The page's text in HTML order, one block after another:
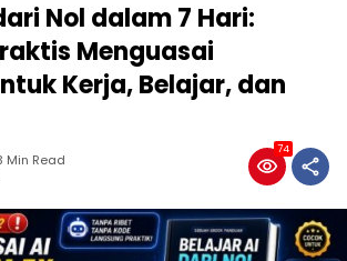
Nol dalam 7 Hari:
Menguasai
Kerja, Belajar, dan
Min Read
74